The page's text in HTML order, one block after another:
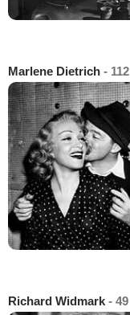
Marlene Dietrich - 112
Richard Widmark - 49